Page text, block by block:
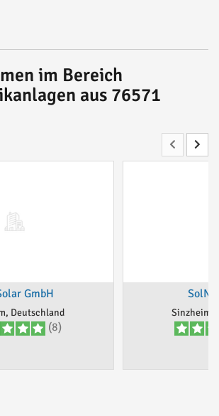
im Bereich
aus 76571
GmbH
Deutschland
(8)
Sinzheim,